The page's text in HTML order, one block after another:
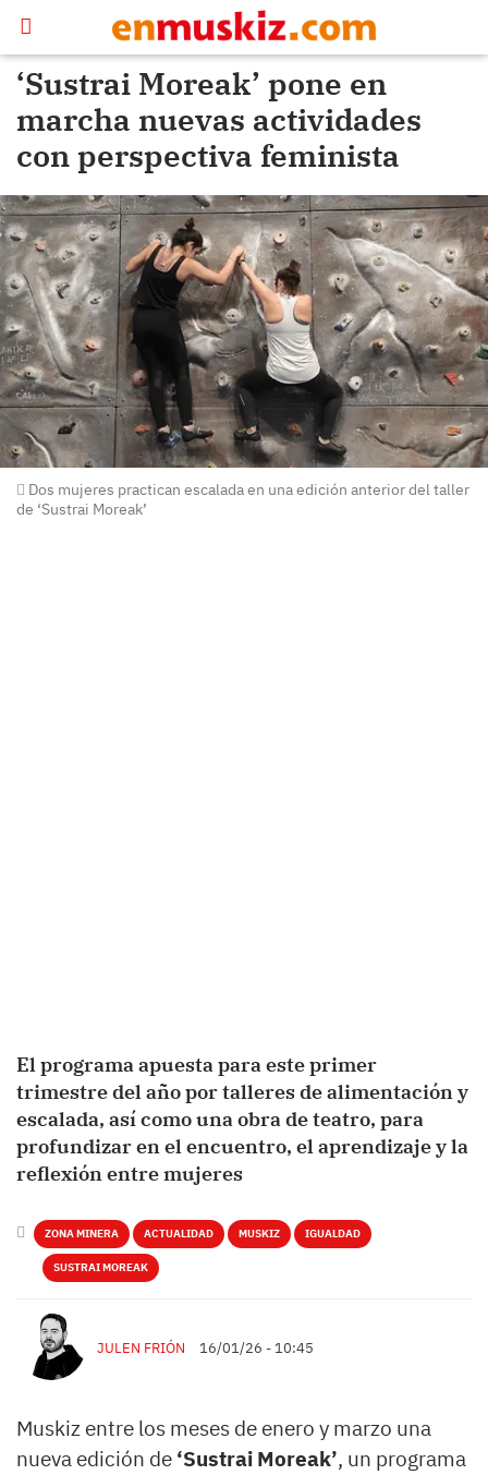
‘Sustrai Moreak’ pone en
marcha nuevas actividades
con perspectiva feminista
Dos mujeres practican escalada en una edición anterior del taller
de ‘Sustrai Moreak’
El programa apuesta para este primer
trimestre del año por talleres de alimentación y
escalada, así como una obra de teatro, para
profundizar en el encuentro, el aprendizaje y la
reflexión entre mujeres
ZONA MINERA ACTUALIDAD MUSKIZ IGUALDAD
SUSTRAI MOREAK
JULEN FRIÓN 16/01/26 - 10:45
Muskiz entre los meses de enero y marzo una
nueva edición de ‘Sustrai Moreak’, un programa